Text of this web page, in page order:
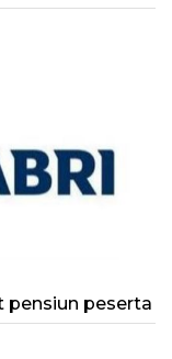
pensiun peserta